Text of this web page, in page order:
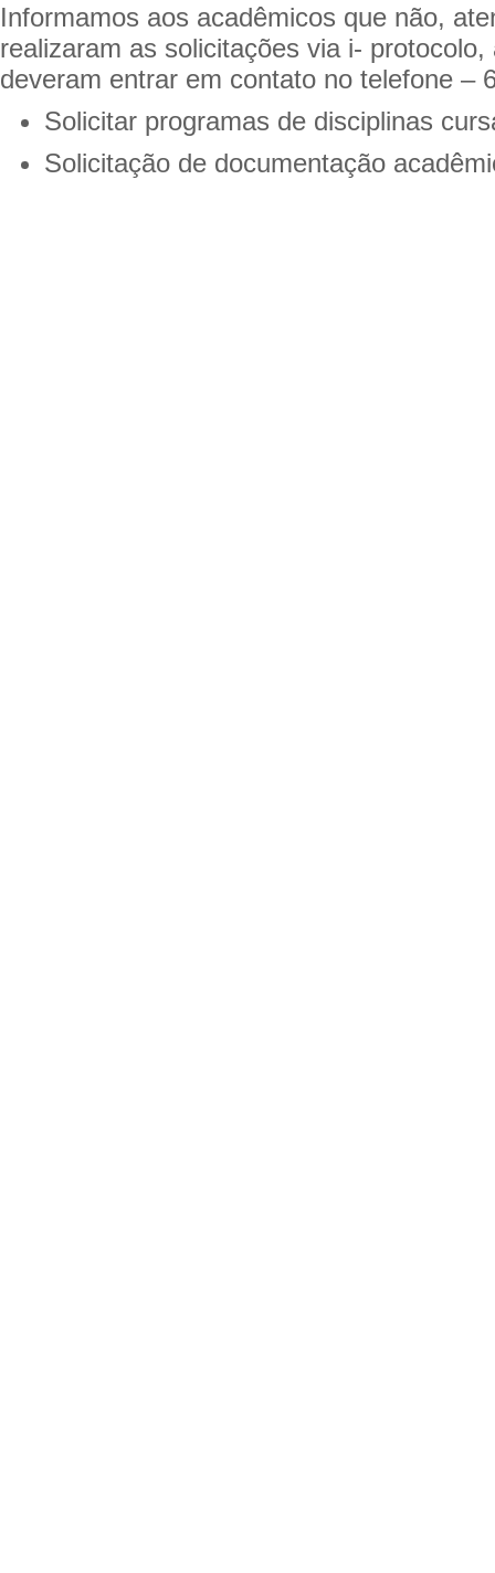
Informamos aos acadêmicos que não,
realizaram as solicitações via i-
deveram entrar em contato no telefone –
Solicitar programas de disciplinas
Solicitação de documentação